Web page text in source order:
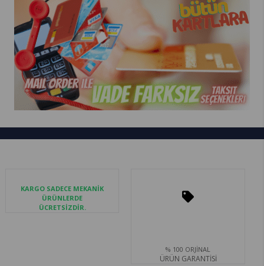
KARGO SADECE MEKANİK
ÜRÜNLERDE
ÜCRETSİZDİR.
% 100 ORJİNAL
ÜRÜN GARANTİSİ